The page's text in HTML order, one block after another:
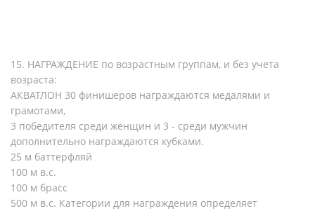
15. НАГРАЖДЕНИЕ по возрастным группам, и без учета
возраста:
АКВАТЛОН 30 финишеров награждаются медалями и
грамотами,
3 победителя среди женщин и 3 - среди мужчин
дополнительно награждаются кубками.
25 м баттерфляй
100 м в.с.
100 м брасс
500 м в.с. Категории для награждения определяет